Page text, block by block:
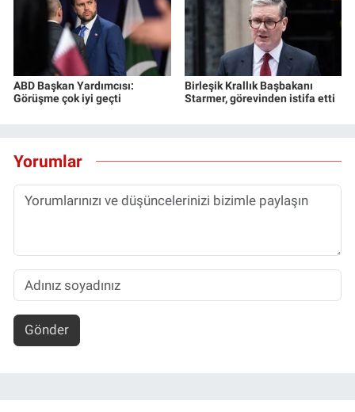
ABD Başkan Yardımcısı:
Görüşme çok iyi geçti
Birleşik Krallık Başbakanı
Starmer, görevinden istifa etti
Yorumlar
Gönder